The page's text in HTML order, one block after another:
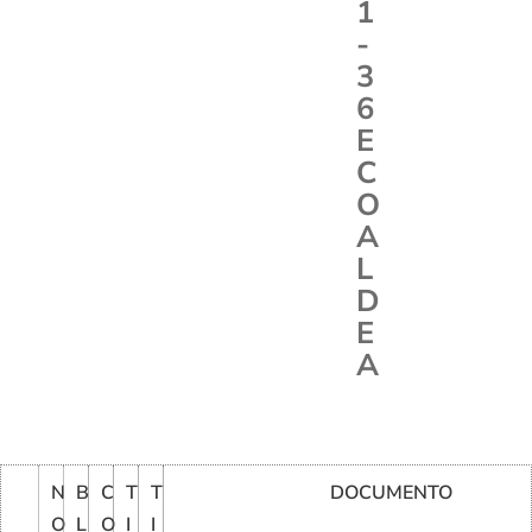
1
-
3
6
E
C
O
A
L
D
E
A
N
O
B
L
C
O
T
I
T
I
DOCUMENTO